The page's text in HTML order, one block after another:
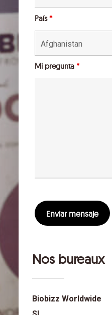
País*
Mi pregunta *
Nos bureaux
Biobizz Worldwide